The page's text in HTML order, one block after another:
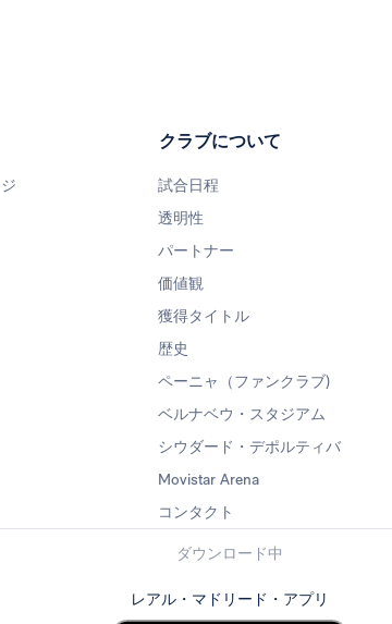
クラブについて
試合日程
透明性
パートナー
価値観
獲得タイトル
歴史
ペーニャ（ファンクラブ)
ベルナベウ・スタジアム
シウダード・デポルティバ
Movistar Arena
コンタクト
ダウンロード中
レアル・マドリード・アプリ